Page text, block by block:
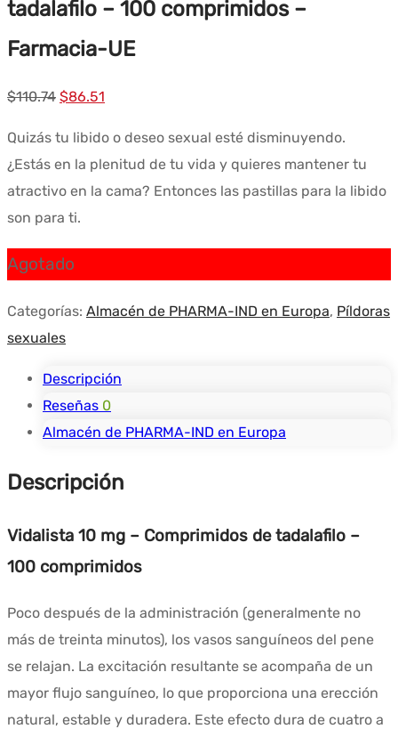
tadalafilo – 100 comprimidos –
Farmacia-UE
$110.74 El
$86.51
Quizás tu libido o deseo sexual esté disminuyendo.
¿Estás en la plenitud de tu vida y quieres mantener tu
atractivo en la cama? Entonces las pastillas para la libido
son para ti.
Agotado
Categorías: Almacén de PHARMA-IND en Europa, Píldoras
sexuales
Descripción
Reseñas 0
Almacén de PHARMA-IND en Europa
Descripción
Vidalista 10 mg – Comprimidos de tadalafilo –
100 comprimidos
Poco después de la administración (generalmente no
más de treinta minutos), los vasos sanguíneos del pene
se relajan. La excitación resultante se acompaña de un
mayor flujo sanguíneo, lo que proporciona una erección
natural, estable y duradera. Este efecto dura de cuatro a